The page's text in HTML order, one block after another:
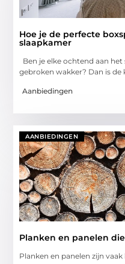
Hoe je de perfecte
slaapkamer
Ben je elke ochtend aan
gebroken wakker? Dan is
Aanbiedingen
AANBIEDINGEN
Planken en panelen
Planken en panelen zijn